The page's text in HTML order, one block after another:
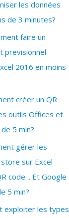
les données
de 3 minutes?
faire un
previsionnel
2016 en moins
créer un QR
outils Offices et
5 min?
gérer les
sur Excel
code .. Et Google
5 min?
exploiter les types